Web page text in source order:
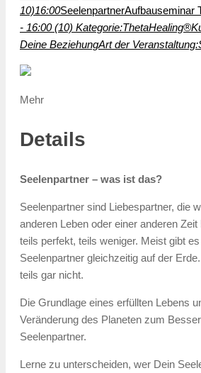
10)16:00SeelenpartnerAufbauseminar
- 16:00 (10) Kategorie:ThetaHealing®
Deine BeziehungArt der Veranstaltung:
Mehr
Details
Seelenpartner – was ist das?
Seelenpartner sind Liebespartner, die
anderen Leben oder einer anderen
teils perfekt, teils weniger. Meist gibt
Seelenpartner gleichzeitig auf der
teils gar nicht.
Die Grundlage eines erfüllten Lebens
Veränderung des Planeten zum
Seelenpartner.
Lerne zu unterscheiden, wer Dein